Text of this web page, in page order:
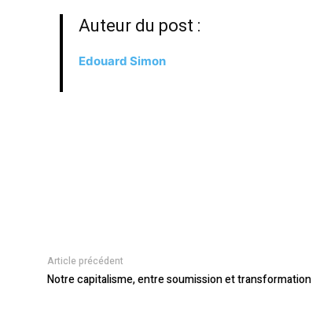
Auteur du post :
Edouard Simon
Article précédent
Notre capitalisme, entre soumission et transformation